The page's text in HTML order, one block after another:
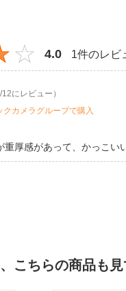
4.0 1件のレビ
12にレビュー）
クカメラグループで購入
重厚感があって、かっこい
こちらの商品も